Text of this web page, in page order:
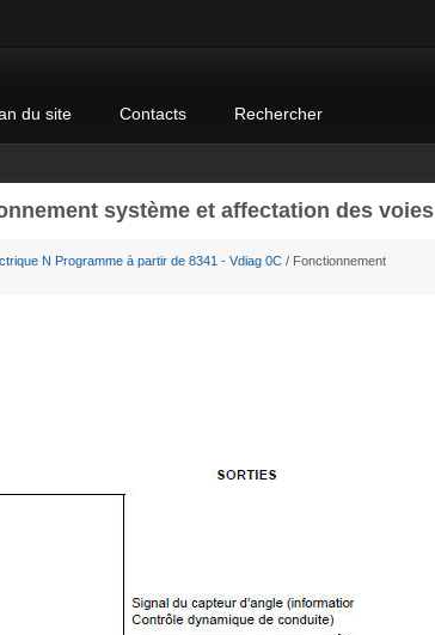
du site Contacts Rechercher
système et affectation des voies
N Programme à partir de 8341 - Vdiag 0C/ Fonctionnement